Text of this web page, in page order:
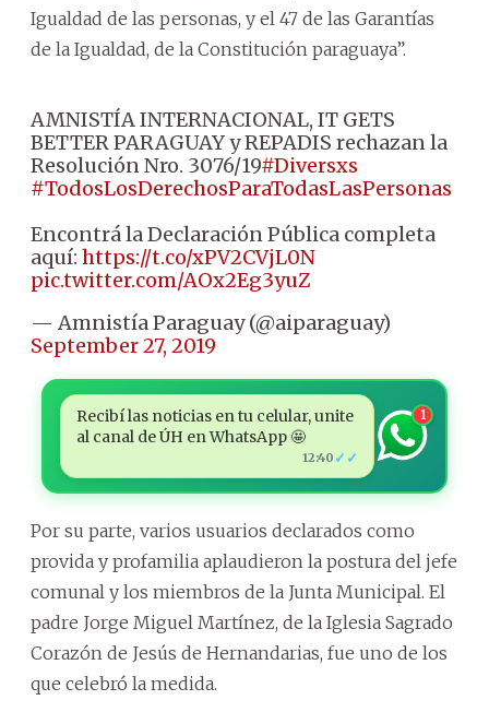
Igualdad de las personas, y el 47 de las Garantías
de la Igualdad, de la Constitución paraguaya”.
AMNISTÍA INTERNACIONAL, IT GETS
BETTER PARAGUAY y REPADIS rechazan la
Resolución Nro. 3076/19#Diversxs
#TodosLosDerechosParaTodasLasPersonas
Encontrá la Declaración Pública completa
aquí: https://t.co/xPV2CVjL0N
pic.twitter.com/AOx2Eg3yuZ
— Amnistía Paraguay (@aiparaguay)
September 27, 2019
Recibí las noticias en tu celular, unite
al canal de ÚH en WhatsApp 🤩
12:40 ✓✓
1
Por su parte, varios usuarios declarados como
provida y profamilia aplaudieron la postura del jefe
comunal y los miembros de la Junta Municipal. El
padre Jorge Miguel Martínez, de la Iglesia Sagrado
Corazón de Jesús de Hernandarias, fue uno de los
que celebró la medida.